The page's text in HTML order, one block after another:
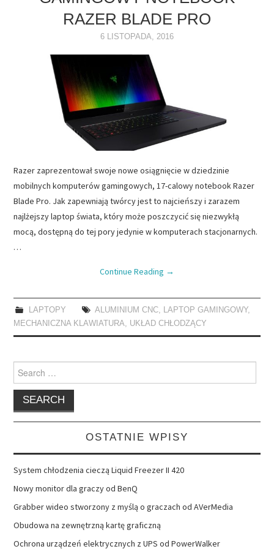
NAPĘDY
OPROGRAMOWANIE
INTERNET
RAZER BLADE PRO
6 LISTOPADA, 2016
Razer zaprezentował swoje nowe osiągnięcie w dziedzinie
mobilnych komputerów gamingowych, 17-calowy notebook Razer
Blade Pro. Jak zapewniają twórcy jest to najcieńszy i zarazem
najlżejszy laptop świata, który może poszczycić się niezwykłą
mocą, dostępną do tej pory jedynie w komputerach stacjonarnych.
…
Continue Reading →
LAPTOPY ALUMINIUM CNC, LAPTOP GAMINGOWY,
MECHANICZNA KLAWIATURA, UKŁAD CHŁODZĄCY
Search
for:
OSTATNIE WPISY
System chłodzenia cieczą Liquid Freezer II 420
Nowy monitor dla graczy od BenQ
Grabber wideo stworzony z myślą o graczach od AVerMedia
Obudowa na zewnętrzną kartę graficzną
Ochrona urządzeń elektrycznych z UPS od PowerWalker